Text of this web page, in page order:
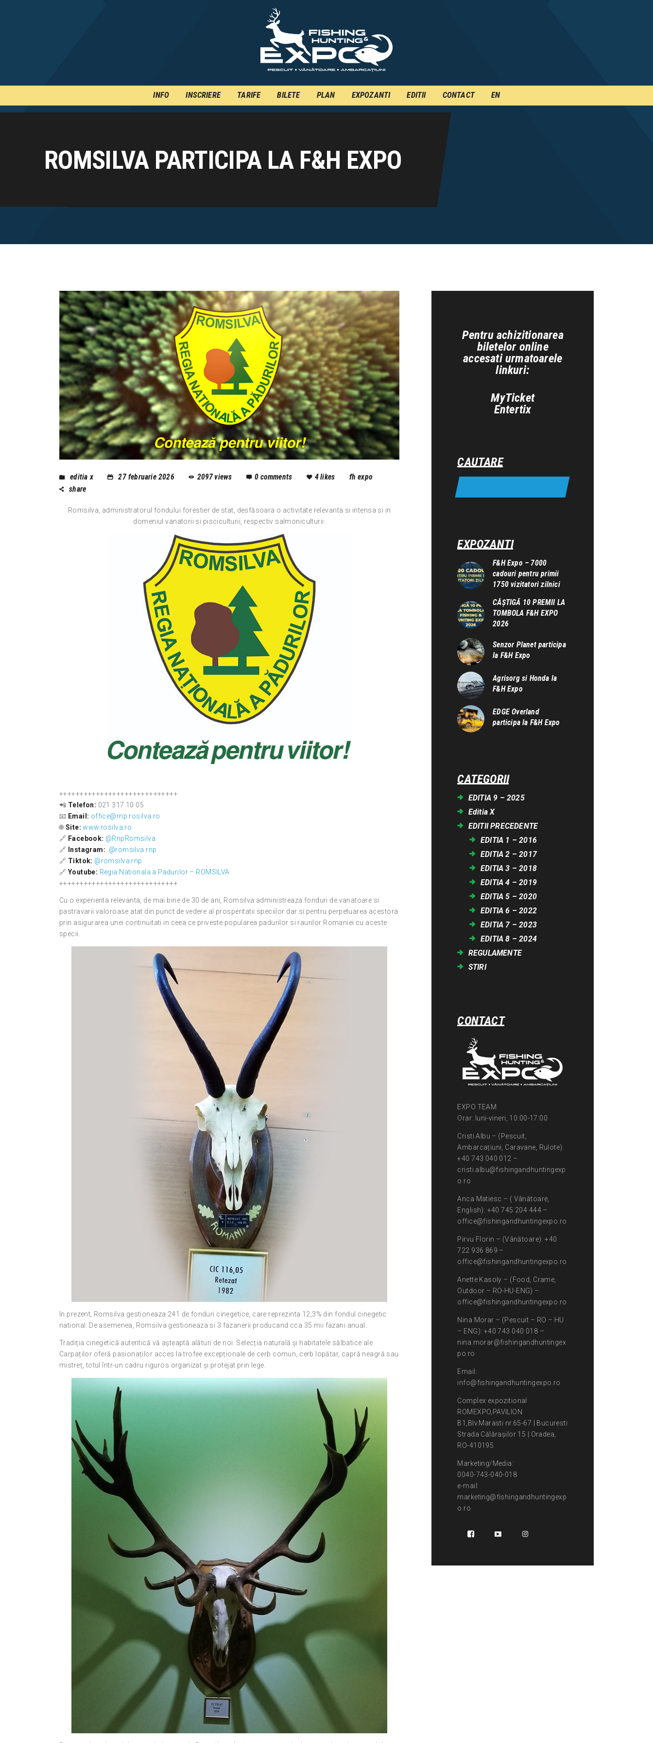
INFO INSCRIERE TARIFE BILETE PLAN EXPOZANTI EDITII CONTACT EN
ROMSILVA PARTICIPA LA F&H EXPO
INSCRIERE
TARIFE
PLAN
EXPOZANTI
CONTACT
editia x 27 februarie 2026 2097views 0 comments 4likes
fh expo
share
Romsilva, administratorul fondului forestier de stat, desfăsoara o activitate relevanta si intensa si in
domeniul vanatorii si pisciculturii, respectiv salmoniculturii.
+++++++++++++++++++++++++++++
📲 Telefon: 021 317 10 05
📧 Email: office@rnp.rosilva.ro
🌐Site: www.rosilva.ro
🔗 Facebook: @RnpRomsilva
🔗 Instagram: @romsilva.rnp
🔗 Tiktok: @romsilva.rnp
🔗 Youtube: Regia Nationala a Padurilor – ROMSILVA
+++++++++++++++++++++++++++++
Cu o experienta relevanta, de mai bine de 30 de ani, Romsilva administreaza fonduri de vanatoare si
pastravarii valoroase atat din punct de vedere al prosperitatii speciilor dar si pentru perpetuarea acestora
prin asigurarea unei continuitati in ceea ce priveste popularea padurilor si raurilor Romaniei cu aceste
specii.
In prezent, Romsilva gestioneaza 241 de fonduri cinegetice, care reprezinta 12,3% din fondul cinegetic
national. De asemenea, Romsilva gestioneaza si 3 fazanerii producand cca 35 mii fazani anual.
Tradiția cinegetică autentică vă așteaptă alături de noi. Selecția naturală și habitatele sălbatice ale
Carpaților oferă pasionaților acces la trofee excepționale de cerb comun, cerb lopătar, capră neagră sau
mistreț, totul într-un cadru riguros organizat și protejat prin lege.
Pentru achizitionarea
biletelor online
accesati urmatoarele
linkuri:
MyTicket
Entertix
CAUTARE
EXPOZANTI
F&H Expo – 7000
cadouri pentru primii
1750 vizitatori zilnici
CÂȘTIGĂ 10 PREMII LA
TOMBOLA F&H EXPO
2026
Senzor Planet participa
la F&H Expo
Agrisorg si Honda la
F&H Expo
EDGE Overland
participa la F&H Expo
CATEGORII
EDITIA 9 – 2025
Editia X
EDITII PRECEDENTE
EDITIA 1 – 2016
EDITIA 2 – 2017
EDITIA 3 – 2018
EDITIA 4 – 2019
EDITIA 5 – 2020
EDITIA 6 – 2022
EDITIA 7 – 2023
EDITIA 8 – 2024
REGULAMENTE
STIRI
CONTACT
EXPO TEAM
Orar: luni-vineri, 10:00-17:00
Cristi Albu – (Pescuit,
Ambarcațiuni, Caravane, Rulote):
+40 743 040 012 –
cristi.albu@fishingandhuntingexp
o.ro
Anca Matiesc – ( Vânătoare,
English): +40 745 204 444 –
office@fishingandhuntingexpo.ro
Pirvu Florin – (Vânătoare): +40
722 936 869 –
office@fishingandhuntingexpo.ro
Anette Kasoly – (Food, Crame,
Outdoor – RO-HU-ENG) –
office@fishingandhuntingexpo.ro
Nina Morar – (Pescuit – RO – HU
– ENG): +40 743 040 018 –
nina.morar@fishingandhuntingex
po.ro
Email:
info@fishingandhuntingexpo.ro
Complex expozitional
ROMEXPO,PAVILION
B1,Blv.Marasti nr.65-67 | Bucuresti
Strada Călărașilor 15 | Oradea,
RO-410195
Marketing/Media:
0040-743-040-018
e-mail:
marketing@fishingandhuntingexp
o.ro